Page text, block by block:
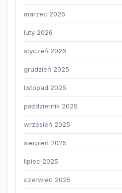
marzec 2026
luty 2026
styczeń 2026
grudzień 2025
listopad 2025
październik 2025
wrzesień 2025
sierpień 2025
lipiec 2025
czerwiec 2025